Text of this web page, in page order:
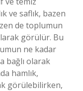
ve saflık, bazen
de toplumun
görülür. Bu
ne kadar
bağlı olarak
hamlık,
görülebilirken,